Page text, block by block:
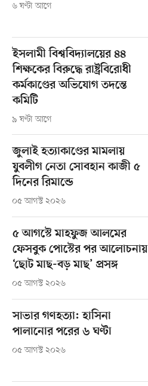
৬ ঘণ্টা আগে
ইসলামী বিশ্ববিদ্যালয়ের ৪৪
শিক্ষকের বিরুদ্ধে রাষ্ট্রবিরোধী
কর্মকাণ্ডের অভিযোগ তদন্তে
কমিটি
৯ ঘণ্টা আগে
জুলাই হত্যাকাণ্ডের মামলায়
যুবলীগ নেতা সোবহান কাজী ৫
দিনের রিমান্ডে
০৫ আগস্ট ২০২৬
৫ আগস্টে মাহফুজ আলমের
ফেসবুক পোস্টের পর আলোচনায়
‘ছোট মাছ-বড় মাছ’ প্রসঙ্গ
০৫ আগস্ট ২০২৬
সাভার গণহত্যা: হাসিনা
পালানোর পরের ৬ ঘণ্টা
০৫ আগস্ট ২০২৬